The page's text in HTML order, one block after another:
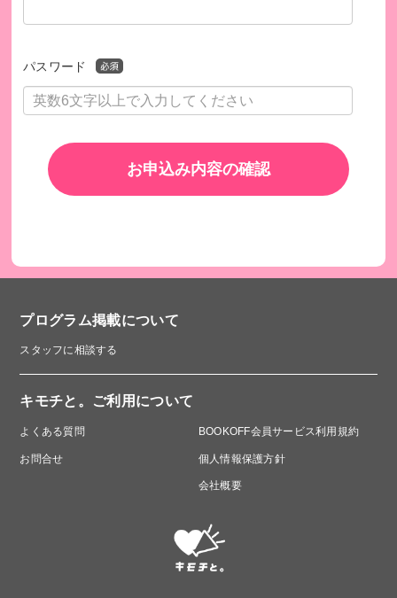
パスワード
お申込み内容の確認
プログラム掲載について
スタッフに相談する
キモチと。ご利用について
よくある質問
お問合せ
BOOKOFF会員サービス利用規約
個人情報保護方針
会社概要